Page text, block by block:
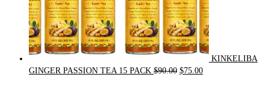
KINKELIBA
GINGER PASSION TEA 15 PACK $90.00 Original
$75.00Current